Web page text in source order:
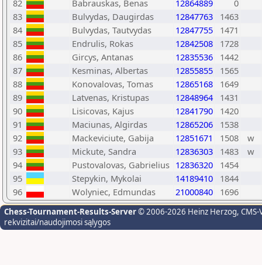
82
Babrauskas, Benas 12864889
0
83
Bulvydas, Daugirdas 12847763
1463
84
Bulvydas, Tautvydas 12847755
1471
85
Endrulis, Rokas 12842508
1728
86
Gircys, Antanas 12835536
1442
87
Kesminas, Albertas 12855855
1565
88
Konovalovas, Tomas 12865168
1649
89
Latvenas, Kristupas 12848964
1431
90
Lisicovas, Kajus 12841790
1420
91
Maciunas, Algirdas 12865206
1538
92
Mackeviciute, Gabija 12851671 1508
w
93
Mickute, Sandra 12836303 1483
w
94
Pustovalovas, Gabrielius 12836320
1454
95
Stepykin, Mykolai 14189410
1844
96
Wolyniec, Edmundas 21000840 1696
Chess-Tournament-Results-Server© 2006-2026 Heinz Herzog,
rekvizitai/naudojimosi sąlygos